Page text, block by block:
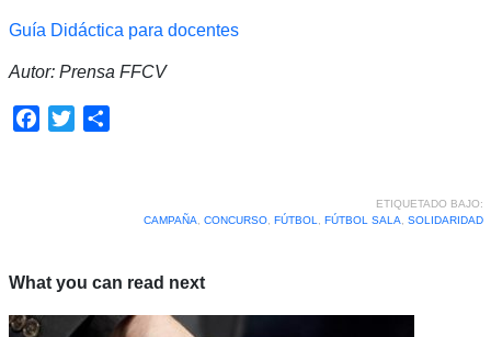
Guía Didáctica para docentes
Autor: Prensa FFCV
Facebook
Twitter
ETIQUETADO BAJO:
CAMPAÑA
CONCURSO, FÚTBOL FÚTBOL SALA SOLIDARIDAD
What you can read next